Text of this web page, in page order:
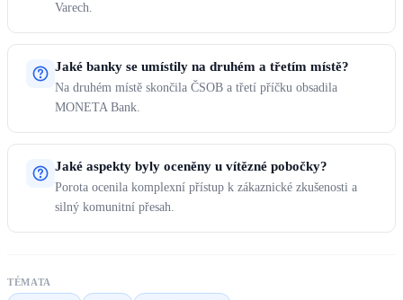
Varech.
Jaké banky se umístily na druhém a třetím místě?
Na druhém místě skončila ČSOB a třetí příčku obsadila
MONETA Bank.
Jaké aspekty byly oceněny u vítězné pobočky?
Porota ocenila komplexní přístup k zákaznické zkušenosti a
silný komunitní přesah.
TÉMATA